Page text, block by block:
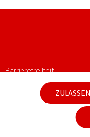
ZULASSEN
Barrierefreiheit
Verwaltung der Cookies